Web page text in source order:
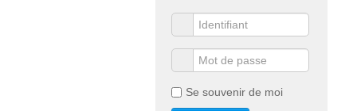
Se souvenir de moi